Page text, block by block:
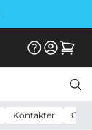
Kontakter On -